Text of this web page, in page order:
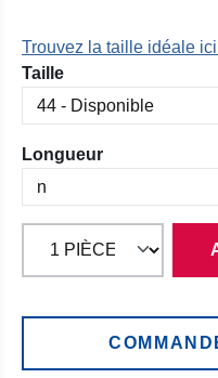
Trouvez la taille idéale ici
Sélectionnez
Taille
Sélectionnez
Longueur